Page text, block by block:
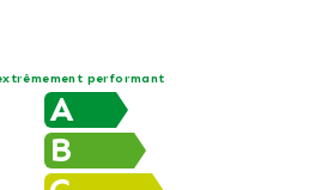
performant
A
B